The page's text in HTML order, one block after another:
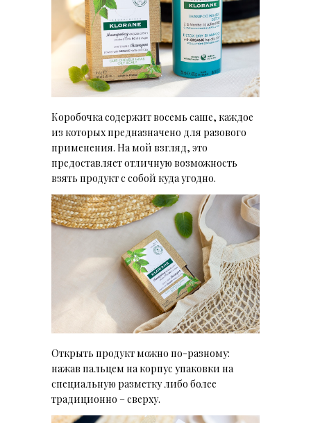
Коробочка содержит восемь саше, каждое
из которых предназначено для разового
применения. На мой взгляд, это
предоставляет отличную возможность
взять продукт с собой куда угодно.
Открыть продукт можно по-разному:
нажав пальцем на корпус упаковки на
специальную разметку либо более
традиционно – сверху.